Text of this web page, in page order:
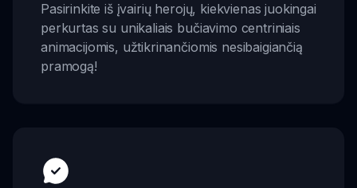
Pasirinkite iš įvairių herojų, kiekvienas juokingai
perkurtas su unikaliais bučiavimo centriniais
animacijomis, užtikrinančiomis nesibaigiančią
pramogą!